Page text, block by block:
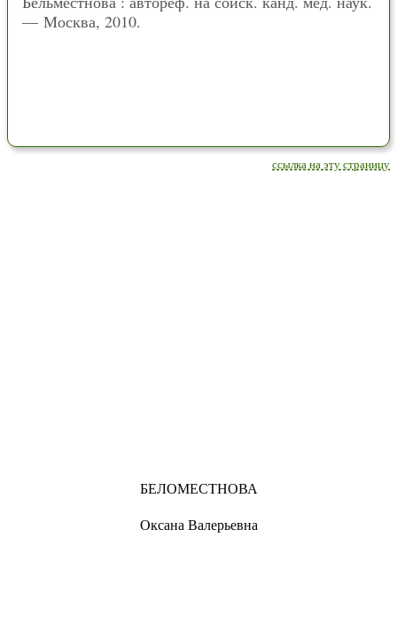
— Москва, 2010.
ссылка на эту страницу
БЕЛОМЕСТНОВА
Оксана Валерьевна